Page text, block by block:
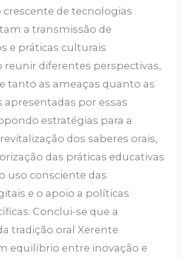
crescente de tecnologias
a transmissão de
e práticas culturais
reunir diferentes perspectivas,
tanto as ameaças quanto as
por essas
estratégias para a
dos saberes orais,
das práticas educativas
uso consciente das
e o apoio a políticas
Conclui-se que a
tradição oral Xerente
equilíbrio entre inovação e